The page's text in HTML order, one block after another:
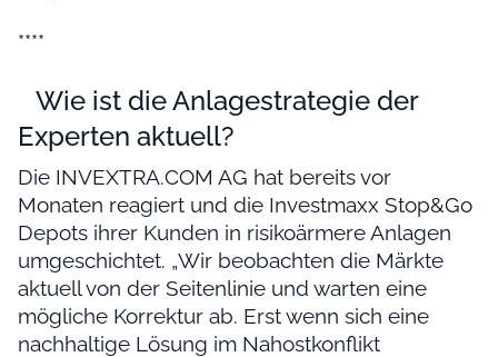
****
Wie ist die Anlagestrategie der
Experten aktuell?
Die INVEXTRA.COM AG hat bereits vor
Monaten reagiert und die Investmaxx Stop&Go
Depots ihrer Kunden in risikoärmere Anlagen
umgeschichtet. „Wir beobachten die Märkte
aktuell von der Seitenlinie und warten eine
mögliche Korrektur ab. Erst wenn sich eine
nachhaltige Lösung im Nahostkonflikt